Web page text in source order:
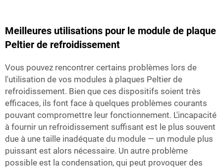
Meilleures utilisations pour le module de plaque
Peltier de refroidissement
Vous pouvez rencontrer certains problèmes lors de
l'utilisation de vos modules à plaques Peltier de
refroidissement. Bien que ces dispositifs soient très
efficaces, ils font face à quelques problèmes courants
pouvant compromettre leur fonctionnement. L'incapacité
à fournir un refroidissement suffisant est le plus souvent
due à une taille inadéquate du module — un module plus
puissant est alors nécessaire. Un autre problème
possible est la condensation, qui peut provoquer des